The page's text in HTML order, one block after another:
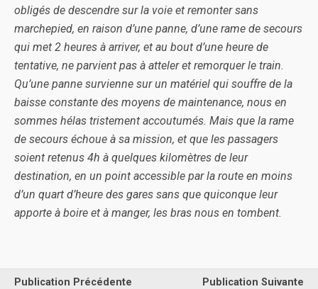
obligés de descendre sur la voie et remonter sans
marchepied, en raison d’une panne, d’une rame de secours
qui met 2 heures à arriver, et au bout d’une heure de
tentative, ne parvient pas à atteler et remorquer le train.
Qu’une panne survienne sur un matériel qui souffre de la
baisse constante des moyens de maintenance, nous en
sommes hélas tristement accoutumés. Mais que la rame
de secours échoue à sa mission, et que les passagers
soient retenus 4h à quelques kilomètres de leur
destination, en un point accessible par la route en moins
d’un quart d’heure des gares sans que quiconque leur
apporte à boire et à manger, les bras nous en tombent.
Publication Précédente
Publication Suivante